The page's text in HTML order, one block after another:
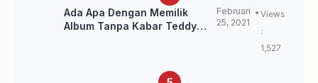
Ada Apa Dengan Memilik
Album Tanpa Kabar Teddy
Februari
25, 2021
Views
:
1,527